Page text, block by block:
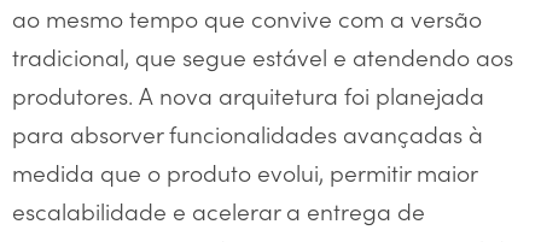
ao mesmo tempo que convive com a versão
tradicional, que segue estável e atendendo aos
produtores. A nova arquitetura foi planejada
para absorver funcionalidades avançadas à
medida que o produto evolui, permitir maior
escalabilidade e acelerar a entrega de